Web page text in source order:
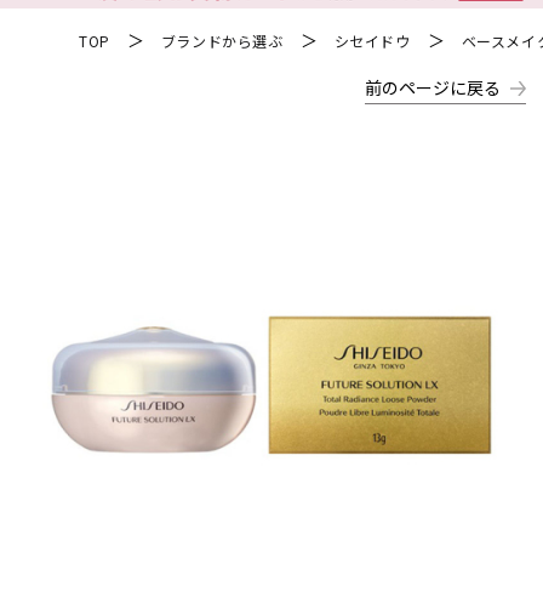
TOP ＞ ブランドから選ぶ ＞ シセイドウ ＞ ベースメイ
前のページに戻る